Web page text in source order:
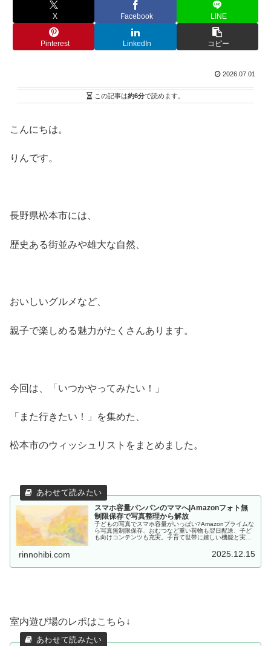
X Facebook LINE
Pinterest LinkedIn コピー
2026.07.01
この記事は約6分で読めます。
こんにちは。
りんです。
長野県松本市には、
歴史ある街並みや雄大な自然、
おいしいグルメなど、
親子で楽しめる魅力がたくさんあります。
今回は、「いつかやってみたい！」
「また行きたい！」を集めた、
松本市のウィッシュリストをまとめました。
スマホ容量パンパンのママへ|Amazonフォト無
制限保存で写真整理から解放
子どもの写真でスマホ容量がいっぱい?Amazonプライムな
ら写真無制限保存、おむつなど重い荷物も翌日配送、子ど
も向けコンテンツも充実。子育て世帯に嬉しい機能と実際
rinnohibi.com 2025.12.15
室内遊び場のレポはこちら↓